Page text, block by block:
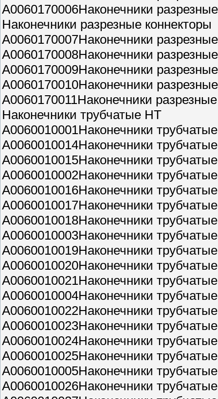
A0060170006Наконечники
Наконечники разрезные коннекторы
A0060170007Наконечники
A0060170008Наконечники
A0060170009Наконечники
A0060170010Наконечники
A0060170011Наконечники
Наконечники трубчатые НТ
A0060010001Наконечники
A0060010014Наконечники
A0060010015Наконечники
A0060010002Наконечники
A0060010016Наконечники
A0060010017Наконечники
A0060010018Наконечники
A0060010003Наконечники
A0060010019Наконечники
A0060010020Наконечники
A0060010021Наконечники
A0060010004Наконечники
A0060010022Наконечники
A0060010023Наконечники
A0060010024Наконечники
A0060010025Наконечники
A0060010005Наконечники
A0060010026Наконечники